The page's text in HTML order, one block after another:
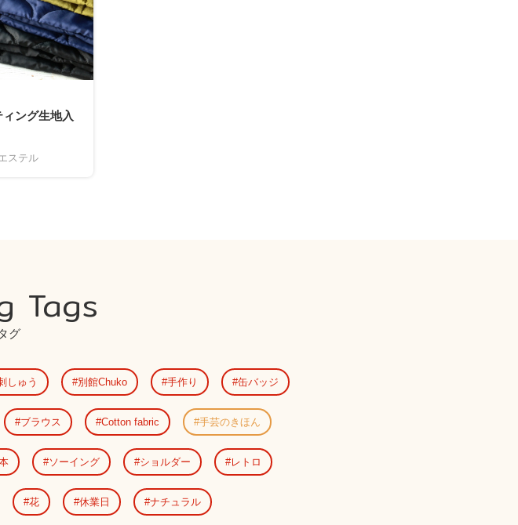
ング生地入
ステル
Tags
グ
しゅう 別館Chuko 手作り 缶バッジ
ブラウス Cotton fabric 手芸のきほん
ソーイング ショルダー レトロ
花 休業日 ナチュラル